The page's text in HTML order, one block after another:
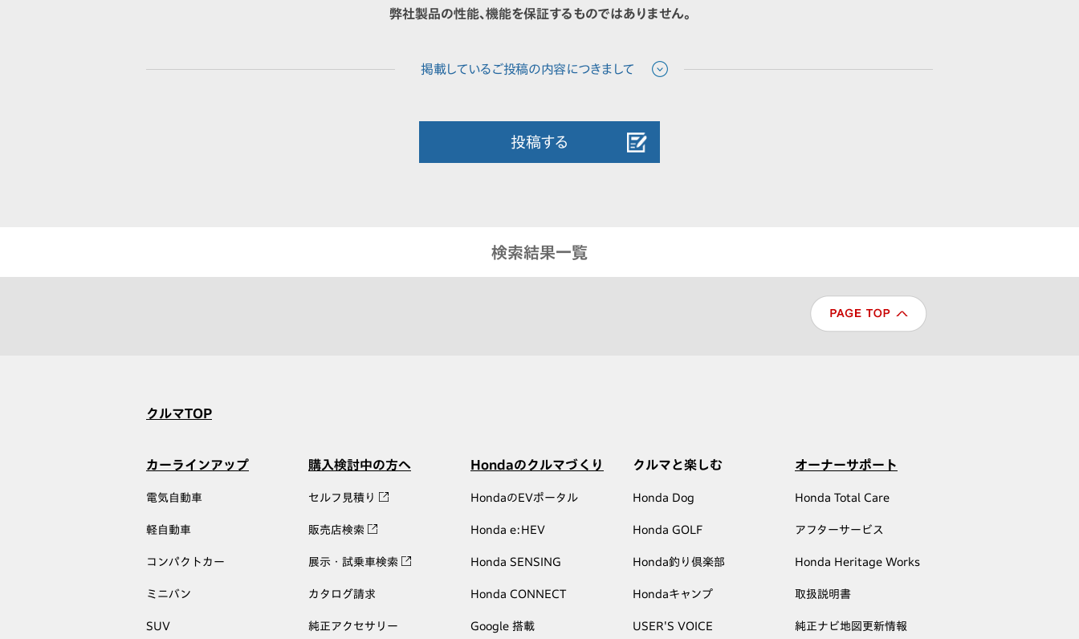
弊社製品の性能、機能を保証するものではありません。
投稿する
検索結果一覧
クルマTOP
カーラインアップ
電気自動車
軽自動車
コンパクトカー
ミニバン
SUV
購入検討中の方へ
セルフ見積り
販売店検索
展示・試乗車検索
カタログ請求
純正アクセサリー
Hondaのクルマづくり
HondaのEVポータル
Honda e:HEV
Honda SENSING
Honda CONNECT
Google 搭載
クルマと楽しむ
Honda Dog
Honda GOLF
Honda釣り倶楽部
Hondaキャンプ
USER'S VOICE
オーナーサポート
Honda Total Care
アフターサービス
Honda Heritage Works
取扱説明書
純正ナビ地図更新情報